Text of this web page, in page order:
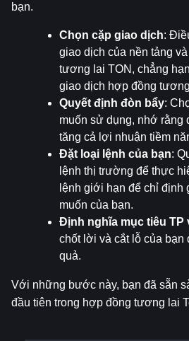
bạn.
Chọn cặp giao dịch:
giao dịch của nền tảng
tương lai TON, chẳng
giao dịch hợp đồng
Quyết định đòn bẩy:
muốn sử dụng, nhớ rằng
tăng cả lợi nhuận tiềm
Đặt loại lệnh của bạn:
lệnh thị trường để thực
lệnh giới hạn để chỉ định
muốn của bạn.
Định nghĩa mục tiêu TP
chốt lời và cắt lỗ của bạn
quả.
Với những bước này, bạn đã sẵn
đầu tiên trong hợp đồng tương lai